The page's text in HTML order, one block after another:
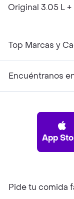
Original 3.05 L +
Top Marcas y
Encuéntranos
App
Pide tu comida